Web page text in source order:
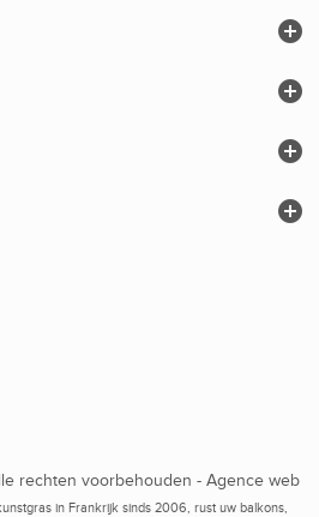




rechten voorbehouden - Agence web
in Frankrijk sinds 2006, rust uw balkons,